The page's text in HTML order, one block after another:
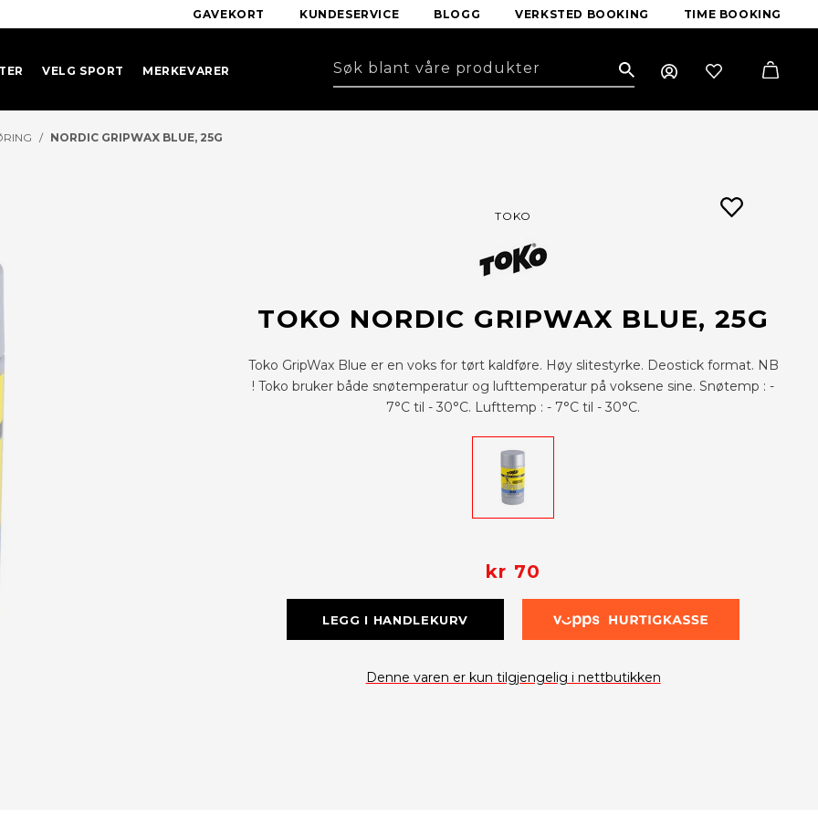
GAVEKORT KUNDESERVICE BLOGG VERKSTED BOOKING TIME BOOKING
VELG SPORT MERKEVARER Search
/ NORDIC GRIPWAX BLUE, 25G
TOKO
TOKO NORDIC GRIPWAX BLUE, 25G
Toko GripWax Blue er en voks for tørt kaldføre. Høy slitestyrke. Deostick format. NB
! Toko bruker både snøtemperatur og lufttemperatur på voksene sine. Snøtemp : -
7°C til - 30°C. Lufttemp : - 7°C til - 30°C.
kr 70
LEGG I HANDLEKURV
Denne varen er kun tilgjengelig i nettbutikken